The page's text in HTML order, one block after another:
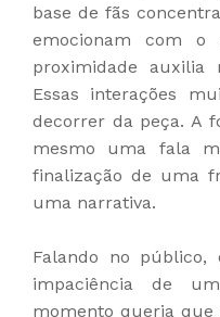
base de fãs
emocionam com
proximidade auxilia
Essas interações
decorrer da peça. A
mesmo uma fala
finalização de uma
uma narrativa.
Falando no público,
impaciência de
momento queria que